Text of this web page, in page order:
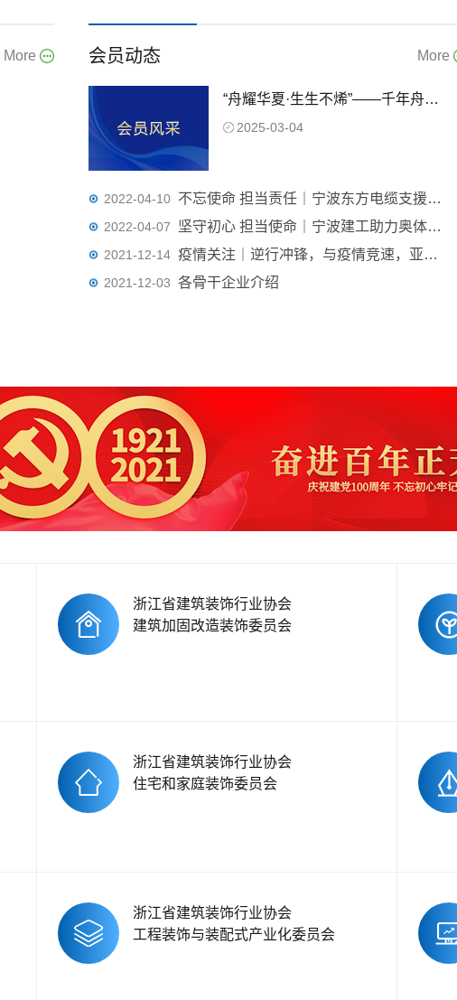
More 会员动态 More
“舟耀华夏·生生不烯”——千年舟
2025年科技赋能及服务创新发展大
2025-03-04
2022-04-10 不忘使命 担当责任｜宁波东方电缆支援各地方舱医院建设
2022-04-07 坚守初心 担当使命｜宁波建工助力奥体方舱医院建设
2021-12-14 疫情关注｜逆行冲锋，与疫情竞速，亚厦钢军火速抢建上虞防疫隔离点
2021-12-03 各骨干企业介绍
浙江省建筑装饰行业协会
建筑加固改造装饰委员会
浙江省建筑装饰行业协会
住宅和家庭装饰委员会
浙江省建筑装饰行业协会
工程装饰与装配式产业化委员会